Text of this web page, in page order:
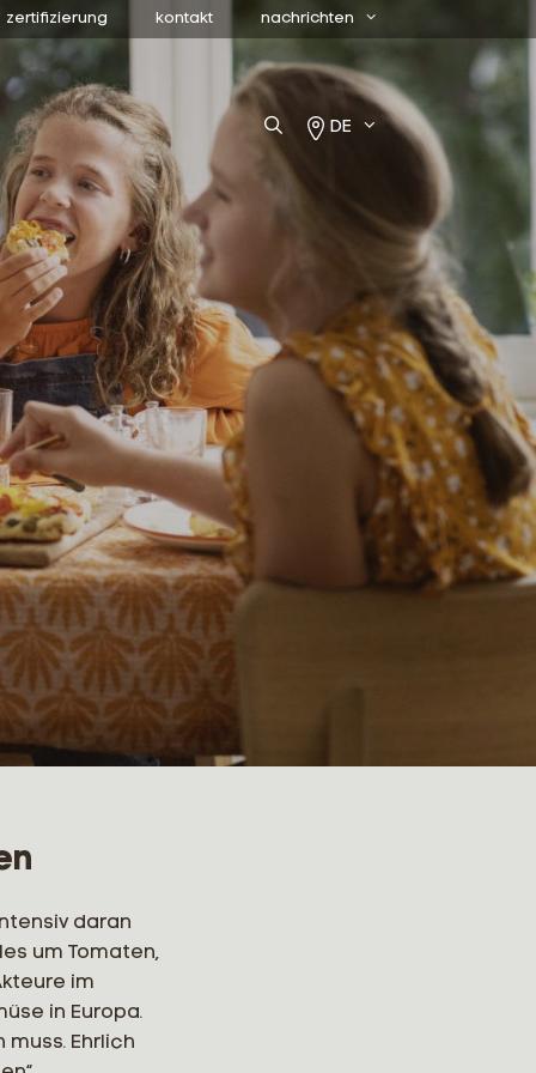
zertifizierung kontakt nachrichten
DE
daran
um Tomaten,
im
in Europa.
Ehrlich